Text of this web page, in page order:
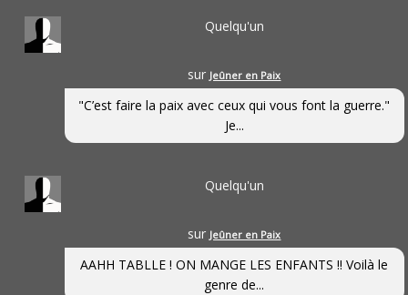
Quelqu'un
sur Jeûner en Paix
"C’est faire la paix avec ceux qui vous font la guerre."
Je...
Quelqu'un
sur Jeûner en Paix
AAHH TABLLE ! ON MANGE LES ENFANTS !! Voilà le
genre de...